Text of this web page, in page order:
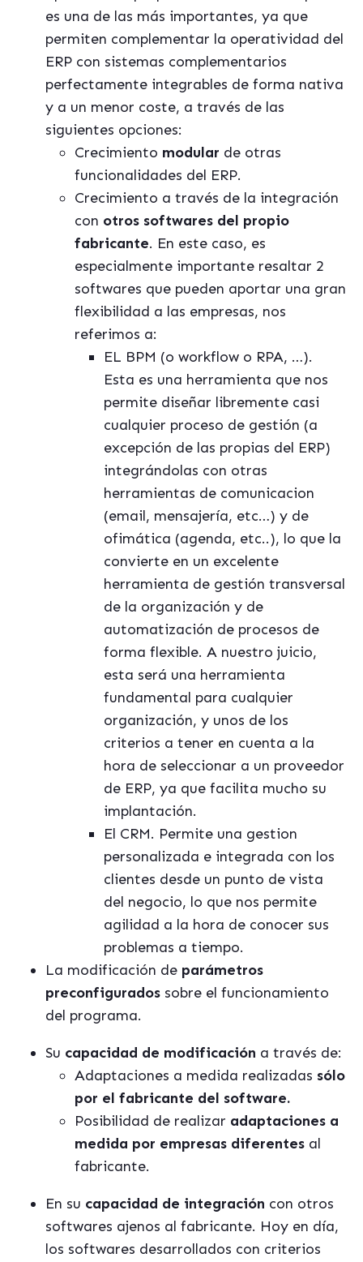
es una de las más importantes, ya que
permiten complementar la operatividad del
ERP con sistemas complementarios
perfectamente integrables de forma nativa
y a un menor coste, a través de las
siguientes opciones:
Crecimiento modular de otras
funcionalidades del ERP.
Crecimiento a través de la integración
con otros softwares del propio
fabricante. En este caso, es
especialmente importante resaltar 2
softwares que pueden aportar una gran
flexibilidad a las empresas, nos
referimos a:
EL BPM (o workflow o RPA, …).
Esta es una herramienta que nos
permite diseñar libremente casi
cualquier proceso de gestión (a
excepción de las propias del ERP)
integrándolas con otras
herramientas de comunicacion
(email, mensajería, etc…) y de
ofimática (agenda, etc..), lo que la
convierte en un excelente
herramienta de gestión transversal
de la organización y de
automatización de procesos de
forma flexible. A nuestro juicio,
esta será una herramienta
fundamental para cualquier
organización, y unos de los
criterios a tener en cuenta a la
hora de seleccionar a un proveedor
de ERP, ya que facilita mucho su
implantación.
El CRM. Permite una gestion
personalizada e integrada con los
clientes desde un punto de vista
del negocio, lo que nos permite
agilidad a la hora de conocer sus
problemas a tiempo.
La modificación de parámetros
preconfigurados sobre el funcionamiento
del programa.
Su capacidad de modificación a través de:
Adaptaciones a medida realizadas sólo
por el fabricante del software.
Posibilidad de realizar adaptaciones a
medida por empresas diferentes al
fabricante.
En su capacidad de integración con otros
softwares ajenos al fabricante. Hoy en día,
los softwares desarrollados con criterios